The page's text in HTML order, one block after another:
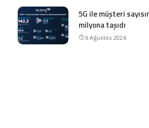
5G ile müşteri
milyona taşıdı
6 Ağustos 2026